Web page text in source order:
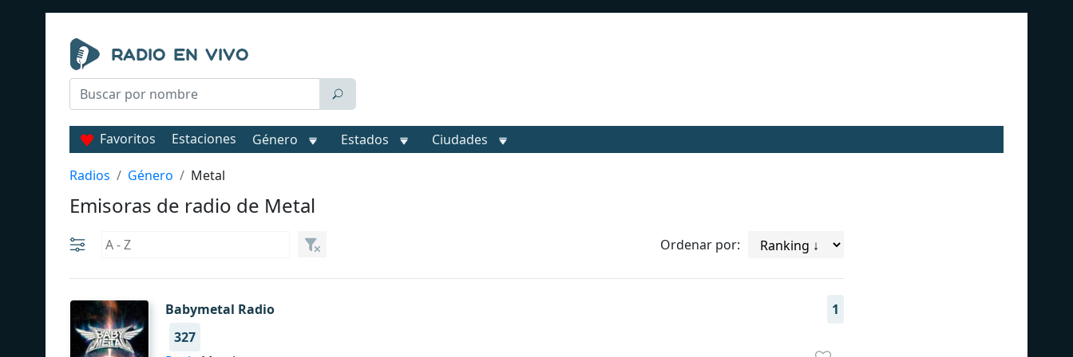
Favoritos Estaciones Género Estados Ciudades
Radios Género Metal
Emisoras de radio de Metal
Ordenar por:
Babymetal Radio
1
327